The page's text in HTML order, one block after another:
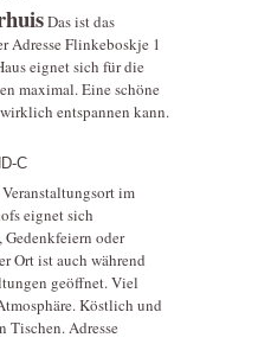
Das ist das
Adresse Flinkeboskje 1
eignet sich für die
maximal. Eine schöne
entspannen kann.
im
eignet sich
oder
Ort ist auch während
geöffnet. Viel
Köstlich und
Tischen. Adresse